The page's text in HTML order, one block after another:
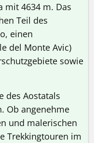
mit 4634 m. Das
Teil des
einen
del Monte Avic)
sowie
des Aostatals
Ob angenehme
und malerischen
Trekkingtouren im